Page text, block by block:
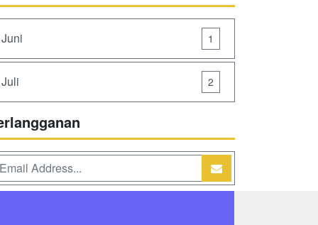
Juni 1
Juli 2